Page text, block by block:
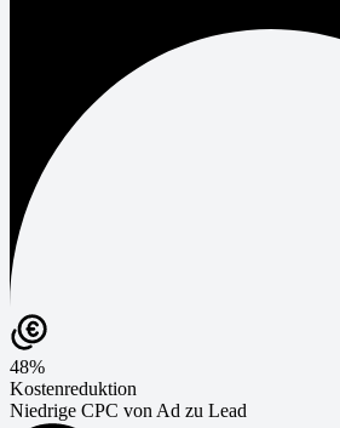
48%
Kostenreduktion
Niedrige CPC von Ad zu Lead